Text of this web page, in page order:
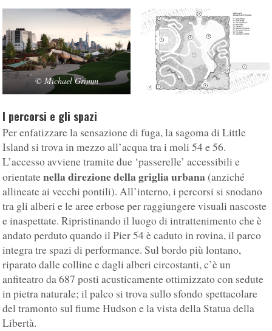
© Michael Grimm
I percorsi e gli spazi
Per enfatizzare la sensazione di fuga, la sagoma di Little
Island si trova in mezzo all’acqua tra i moli 54 e 56.
L’accesso avviene tramite due ‘passerelle’ accessibili e
orientatenella direzione della griglia urbana (anziché
allineate ai vecchi pontili). All’interno, i percorsi si snodano
tra gli alberi e le aree erbose per raggiungere visuali nascoste
e inaspettate. Ripristinando il luogo di intrattenimento che è
andato perduto quando il Pier 54 è caduto in rovina, il parco
integra tre spazi di performance. Sul bordo più lontano,
riparato dalle colline e dagli alberi circostanti, c’è un
anfiteatro da 687 posti acusticamente ottimizzato con sedute
in pietra naturale; il palco si trova sullo sfondo spettacolare
del tramonto sul fiume Hudson e la vista della Statua della
Libertà.